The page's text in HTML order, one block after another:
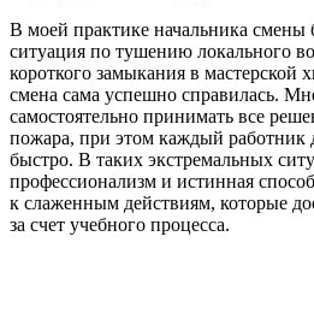
В моей практике начальника смены
ситуация по тушению локального
короткого замыкания в мастерской
смена сама успешно справилась.
самостоятельно принимать все
пожара, при этом каждый работник
быстро. В таких экстремальных
профессионализм и истинная
к слаженным действиям, которые
за счет учебного процесса.